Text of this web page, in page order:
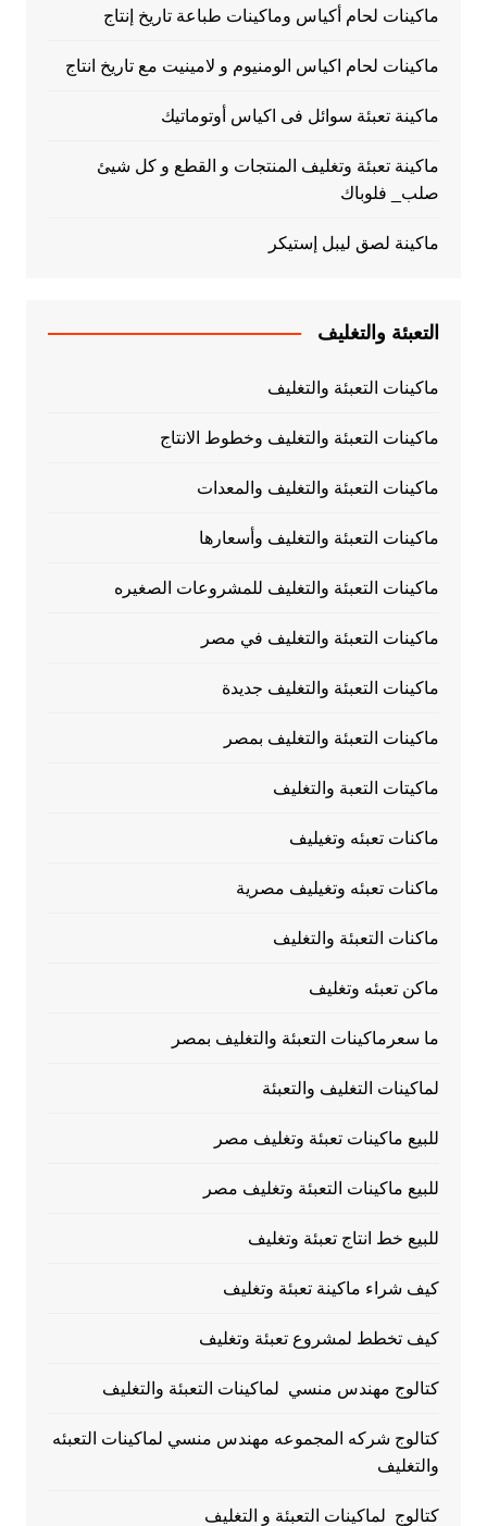
ماكينات لحام أكياس وماكينات طباعة تاريخ إنتاج
ماكينات لحام اكياس الومنيوم و لامينيت مع تاريخ انتاج
ماكينة تعبئة سوائل فى اكياس أوتوماتيك
ماكينة تعبئة وتغليف المنتجات و القطع و كل شيئ
صلب_ فلوباك
ماكينة لصق ليبل إستيكر
التعبئة والتغليف
ماكينات التعبئة والتغليف
ماكينات التعبئة والتغليف وخطوط الانتاج
ماكينات التعبئة والتغليف والمعدات
ماكينات التعبئة والتغليف وأسعارها
ماكينات التعبئة والتغليف للمشروعات الصغيره
ماكينات التعبئة والتغليف في مصر
ماكينات التعبئة والتغليف جديدة
ماكينات التعبئة والتغليف بمصر
ماكيتات التعبة والتغليف
ماكنات تعبئه وتغيليف
ماكنات تعبئه وتغيليف مصرية
ماكنات التعبئة والتغليف
ماكن تعبئه وتغليف
ما سعرماكينات التعبئة والتغليف بمصر
لماكينات التغليف والتعبئة
للبيع ماكينات تعبئة وتغليف مصر
للبيع ماكينات التعبئة وتغليف مصر
للبيع خط انتاج تعبئة وتغليف
كيف شراء ماكينة تعبئة وتغليف
كيف تخطط لمشروع تعبئة وتغليف
كتالوج مهندس منسي لماكينات التعبئة والتغليف
كتالوج شركه المجموعه مهندس منسي لماكينات التعبئه
والتغليف
كتالوج لماكينات التعبئة و التغليف